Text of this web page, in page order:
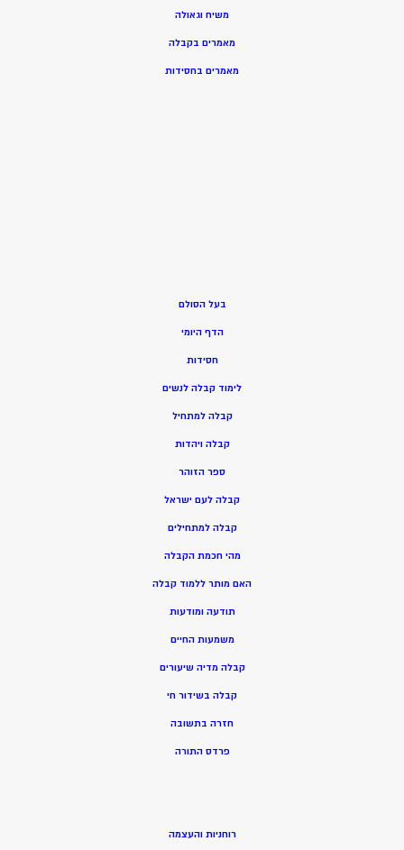
משיח וגאולה
מאמרים בקבלה
מאמרים בחסידות
בעל הסולם
הדף היומי
חסידות
לימוד קבלה לנשים
קבלה למתחיל
קבלה ויהדות
ספר הזוהר
קבלה לעם ישראל
קבלה למתחילים
מהי חכמת הקבלה
האם מותר ללמוד קבלה
תודעה ומודעות
משמעות החיים
קבלה מדיה שיעורים
קבלה בשידור חי
חזרה בתשובה
פרדס התורה
רוחניות והעצמה